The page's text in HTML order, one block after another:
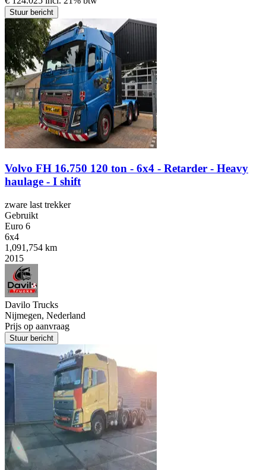
Stuur bericht
Volvo FH 16.750 120 ton - 6x4 - Retarder - Heavy
haulage - I shift
zware last trekker
Gebruikt
Euro 6
6x4
1,091,754 km
2015
Davilo Trucks
Nijmegen, Nederland
Prijs op aanvraag
Stuur bericht